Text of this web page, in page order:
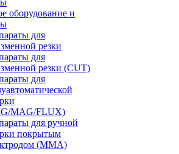
оборудование и
для
резки
для
резки (CUT)
для
MAG/FLUX)
для ручной
покрытым
(MMA)